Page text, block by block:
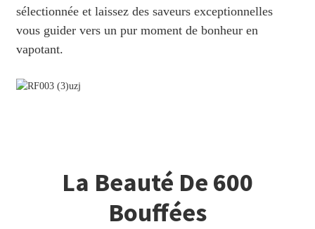
sélectionnée et laissez des saveurs exceptionnelles
vous guider vers un pur moment de bonheur en
vapotant.
La Beauté De 600
Bouffées